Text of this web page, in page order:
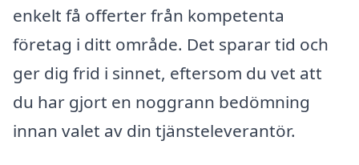
enkelt få offerter från kompetenta
företag i ditt område. Det sparar tid och
ger dig frid i sinnet, eftersom du vet att
du har gjort en noggrann bedömning
innan valet av din tjänsteleverantör.